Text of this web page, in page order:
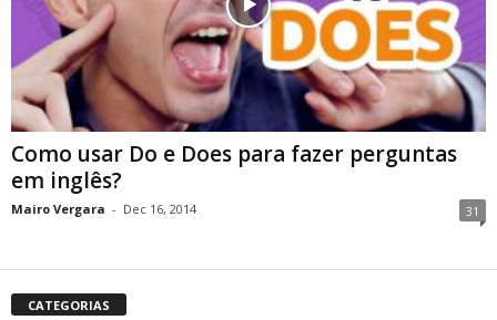
Como usar Do e Does para fazer perguntas
em inglês?
Mairo Vergara - Dec 16, 2014 31
CATEGORIAS